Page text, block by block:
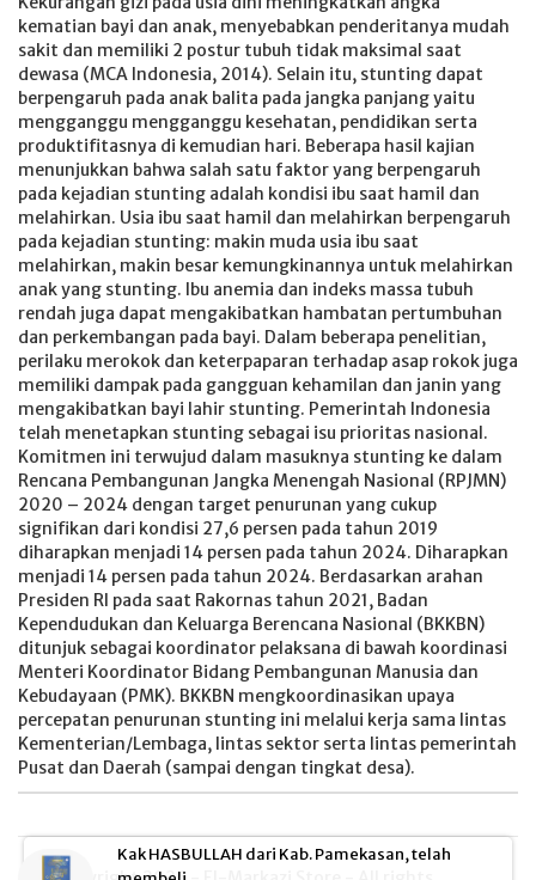
kematian bayi dan anak, menyebabkan penderitanya mudah
sakit dan memiliki 2 postur tubuh tidak maksimal saat
dewasa (MCA Indonesia, 2014). Selain itu, stunting dapat
berpengaruh pada anak balita pada jangka panjang yaitu
mengganggu mengganggu kesehatan, pendidikan serta
produktifitasnya di kemudian hari. Beberapa hasil kajian
menunjukkan bahwa salah satu faktor yang berpengaruh
pada kejadian stunting adalah kondisi ibu saat hamil dan
melahirkan. Usia ibu saat hamil dan melahirkan berpengaruh
pada kejadian stunting: makin muda usia ibu saat
melahirkan, makin besar kemungkinannya untuk melahirkan
anak yang stunting. Ibu anemia dan indeks massa tubuh
rendah juga dapat mengakibatkan hambatan pertumbuhan
dan perkembangan pada bayi. Dalam beberapa penelitian,
perilaku merokok dan keterpaparan terhadap asap rokok juga
memiliki dampak pada gangguan kehamilan dan janin yang
mengakibatkan bayi lahir stunting. Pemerintah Indonesia
telah menetapkan stunting sebagai isu prioritas nasional.
Komitmen ini terwujud dalam masuknya stunting ke dalam
Rencana Pembangunan Jangka Menengah Nasional (RPJMN)
2020 – 2024 dengan target penurunan yang cukup
signifikan dari kondisi 27,6 persen pada tahun 2019
diharapkan menjadi 14 persen pada tahun 2024. Diharapkan
menjadi 14 persen pada tahun 2024. Berdasarkan arahan
Presiden RI pada saat Rakornas tahun 2021, Badan
Kependudukan dan Keluarga Berencana Nasional (BKKBN)
ditunjuk sebagai koordinator pelaksana di bawah koordinasi
Menteri Koordinator Bidang Pembangunan Manusia dan
Kebudayaan (PMK). BKKBN mengkoordinasikan upaya
percepatan penurunan stunting ini melalui kerja sama lintas
Kementerian/Lembaga, lintas sektor serta lintas pemerintah
Pusat dan Daerah (sampai dengan tingkat desa).
Kak HASBULLAH dari Kab. Pamekasan, telah